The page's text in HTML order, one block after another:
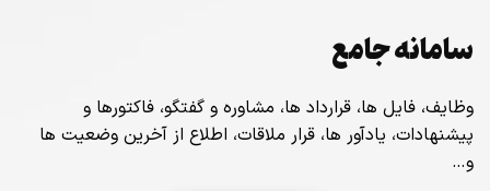
سامانه جامع
وظایف، فایل ها، قرارداد ها، مشاوره و گفتگو، فاکتورها و
پیشنهادات، یادآور ها، قرار ملاقات، اطلاع از آخرین وضعیت ها
و…